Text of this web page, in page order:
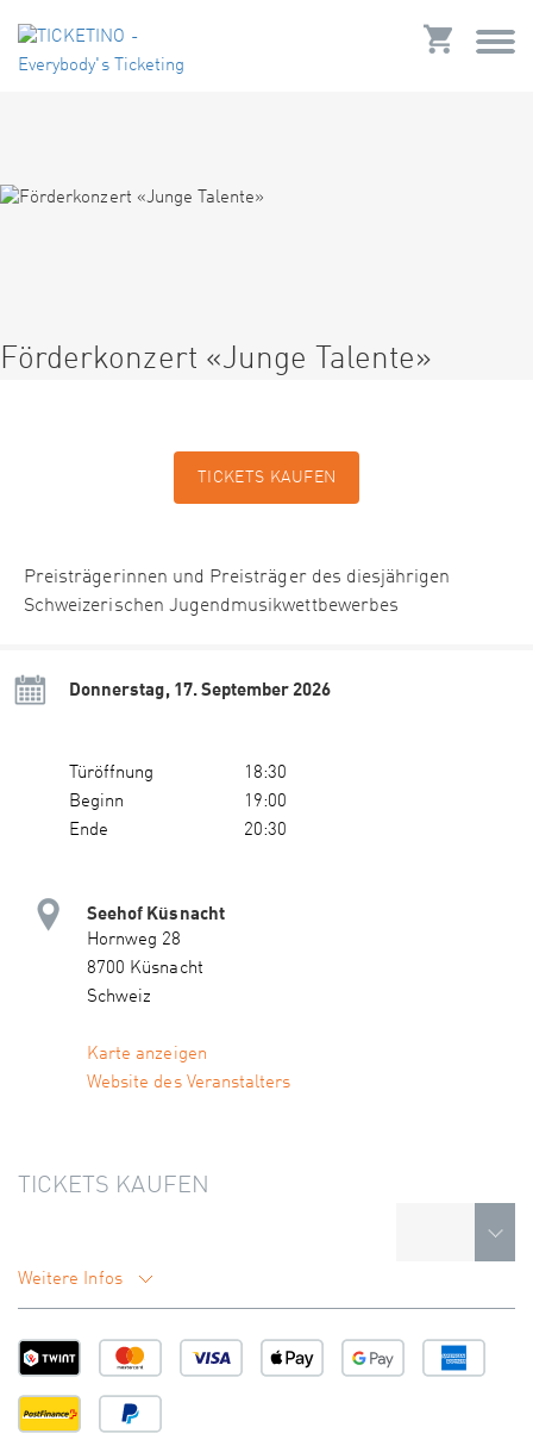
Förderkonzert «Junge Talente»
TICKETS KAUFEN
Preisträgerinnen und Preisträger des diesjährigen
Schweizerischen Jugendmusikwettbewerbes
Donnerstag, 17. September 2026
Türöffnung
18:30
Beginn
19:00
Ende
20:30
Seehof Küsnacht
Hornweg 28
8700 Küsnacht
Schweiz
Karte anzeigen
Website des Veranstalters
TICKETS KAUFEN
Weitere Infos